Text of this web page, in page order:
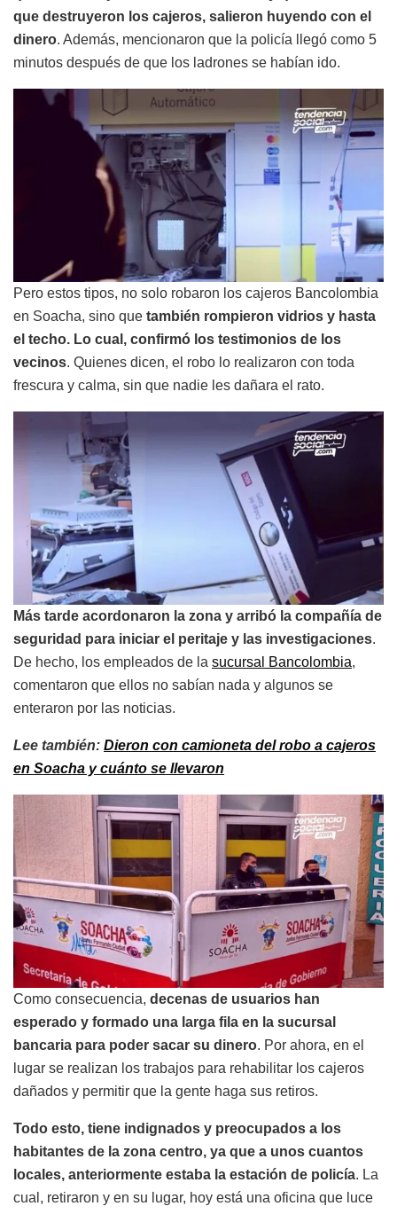
que destruyeron los cajeros, salieron huyendo con el
dinero. Además, mencionaron que la policía llegó como 5
minutos después de que los ladrones se habían ido.
Pero estos tipos, no solo robaron los cajeros Bancolombia
en Soacha, sino que también rompieron vidrios y hasta
el techo. Lo cual, confirmó los testimonios de los
vecinos. Quienes dicen, el robo lo realizaron con toda
frescura y calma, sin que nadie les dañara el rato.
Más tarde acordonaron la zona y arribó la compañía de
seguridad para iniciar el peritaje y las investigaciones.
De hecho, los empleados de la sucursal Bancolombia,
comentaron que ellos no sabían nada y algunos se
enteraron por las noticias.
Lee también: Dieron con camioneta del robo a cajeros
en Soacha y cuánto se llevaron
Como consecuencia, decenas de usuarios han
esperado y formado una larga fila en la sucursal
bancaria para poder sacar su dinero. Por ahora, en el
lugar se realizan los trabajos para rehabilitar los cajeros
dañados y permitir que la gente haga sus retiros.
Todo esto, tiene indignados y preocupados a los
habitantes de la zona centro, ya que a unos cuantos
locales, anteriormente estaba la estación de policía. La
cual, retiraron y en su lugar, hoy está una oficina que luce